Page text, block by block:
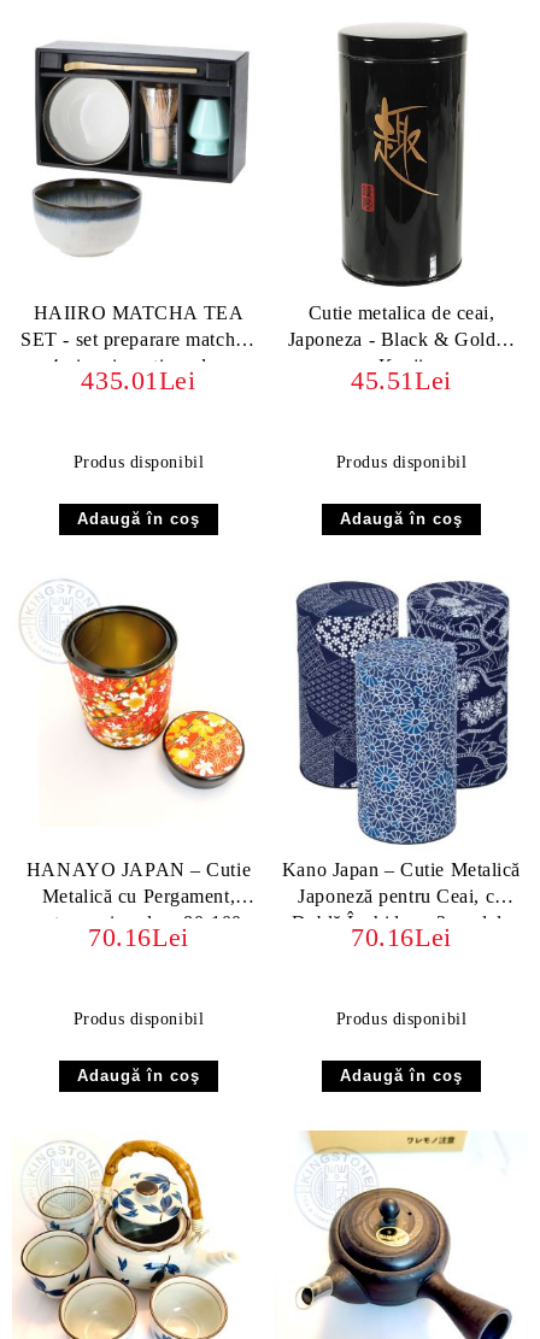
HAIIRO MATCHA TEA
SET - set preparare matcha -
4 piese in cutie cadou
435.01Lei
Produs disponibil
Cutie metalica de ceai,
Japoneza - Black & Golden
Kanji
45.51Lei
Produs disponibil
HANAYO JAPAN – Cutie
Metalică cu Pergament,
pentru ceai, volum 80-100g
70.16Lei
Produs disponibil
Kano Japan – Cutie Metalică
Japoneză pentru Ceai, cu
Dublă Închidere, 3 modele
70.16Lei
Produs disponibil